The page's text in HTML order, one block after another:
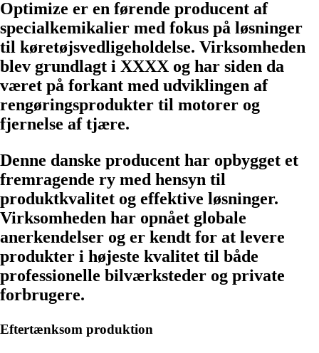
Optimize er en førende producent af
specialkemikalier med fokus på løsninger
til køretøjsvedligeholdelse. Virksomheden
blev grundlagt i XXXX og har siden da
været på forkant med udviklingen af
rengøringsprodukter til motorer og
fjernelse af tjære.
Denne danske producent har opbygget et
fremragende ry med hensyn til
produktkvalitet og effektive løsninger.
Virksomheden har opnået globale
anerkendelser og er kendt for at levere
produkter i højeste kvalitet til både
professionelle bilværksteder og private
forbrugere.
Eftertænksom produktion